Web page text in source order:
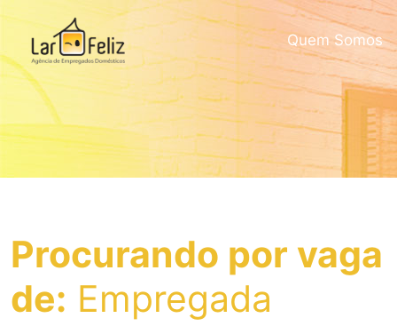
Quem Somos
Procurando por vaga
de: Empregada